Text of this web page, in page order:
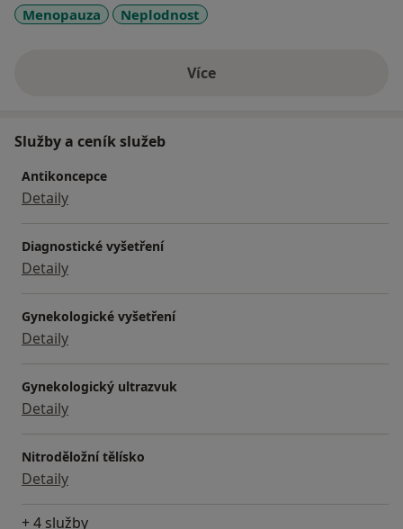
Menopauza
Neplodnost
Víceo zkušenostech
Služby a ceník služeb
Antikoncepce
Detaily
Diagnostické vyšetření
Detaily
Gynekologické vyšetření
Detaily
Gynekologický ultrazvuk
Detaily
Nitroděložní tělísko
Detaily
+ 4 služby